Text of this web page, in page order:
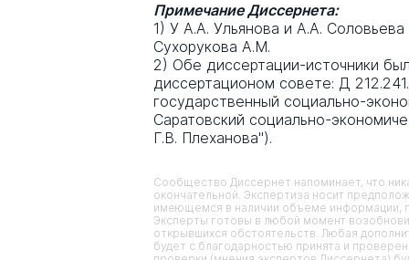
Примечание Диссернета:
1) У А.А. Ульянова и А.А.
Сухорукова А.М.
2) Обе диссертации-источники
диссертационом совете: Д
государственный социально-
Саратовский социально-
Г.В. Плеханова").
Сообщество Диссернет напоминает, что
окончательной. Экспертиза носит
имеющемся в наличии объеме информации,
Эксперты готовы в любой момент
открывшихся обстоятельств. Любая
будет с благодарностью принята и